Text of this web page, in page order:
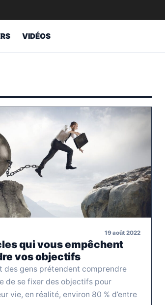
VIDÉOS
19 août 2022
qui vous empêchent
vos objectifs
des gens prétendent comprendre
de se fixer des objectifs pour
vie, en réalité, environ 80 % d’entre